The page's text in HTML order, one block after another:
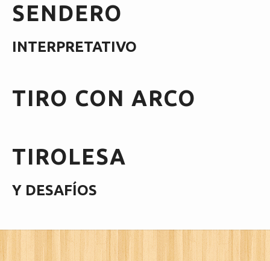
SENDERO
INTERPRETATIVO
TIRO CON ARCO
TIROLESA
Y DESAFÍOS